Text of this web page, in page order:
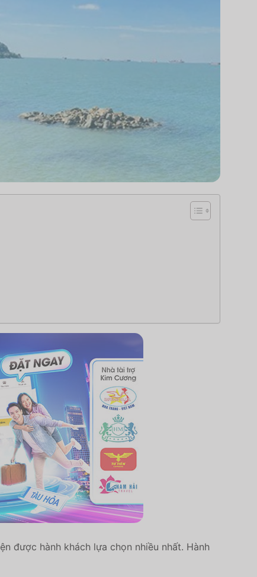
được hành khách lựa chọn nhiều nhất. Hành